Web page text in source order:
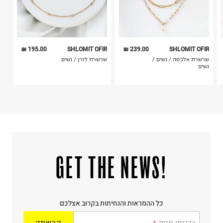
195.00 ₪
SHLOMIT OFIR
שרשרת לורן / נשים
239.00 ₪
SHLOMIT OFIR
שרשרת אלכסה / נשים /
נשים
!GET THE NEWS
כל ההמראות והנחיתות בקרוב אצלכם